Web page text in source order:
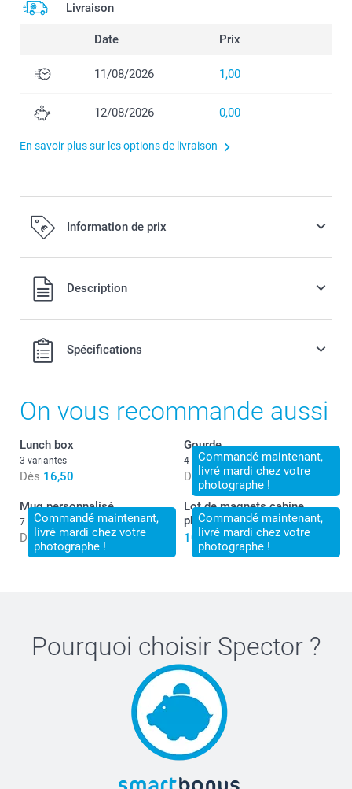
Livraison
Date Prix
11/08/2026 1,00
12/08/2026 0,00
En savoir plus sur les options de livraison
Information de prix
Tous les prix sont TVA incluse
Description
Spécifications
On vous recommande aussi
Lunch box
3 variantes
Dès 16,50
Commandé maintenant,
livré mardi chez votre
photographe !
Gourde
4 variantes
Dès 22,50
Commandé maintenant,
livré mardi chez votre
photographe !
Mug personnalisé
7 variantes
Dès 11,50
Commandé maintenant,
livré mardi chez votre
photographe !
Lot de magnets cabine
photo
10,50
Pourquoi choisir Spector?